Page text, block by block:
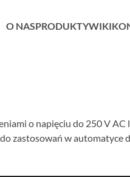
O NASPRODUKTYWIKI
o napięciu do 250 V
zastosowań w automatyce